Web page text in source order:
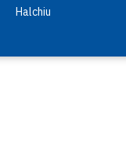
Halchiu